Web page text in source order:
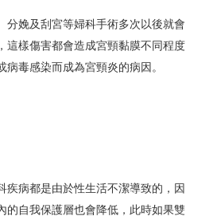
分娩及刮宮等婦科手術多次以後就會
這樣傷害都會造成宮頸黏膜不同程度
病毒感染而成為宮頸炎的病因。
疾病都是由於性生活不潔導致的，因
的自我保護層也會降低，此時如果雙